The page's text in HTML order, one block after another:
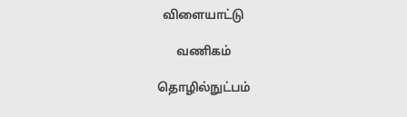
விளையாட்டு
வணிகம்
தொழில்நுட்பம்